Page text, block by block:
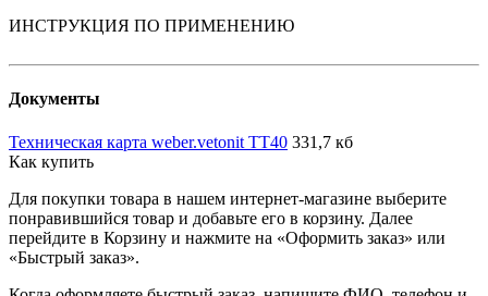
ИНСТРУКЦИЯ ПО ПРИМЕНЕНИЮ
Документы
Техническая карта weber.vetonit TT40 331,7 кб
Как купить
Для покупки товара в нашем интернет-магазине выберите
понравившийся товар и добавьте его в корзину. Далее
перейдите в Корзину и нажмите на «Оформить заказ» или
«Быстрый заказ».